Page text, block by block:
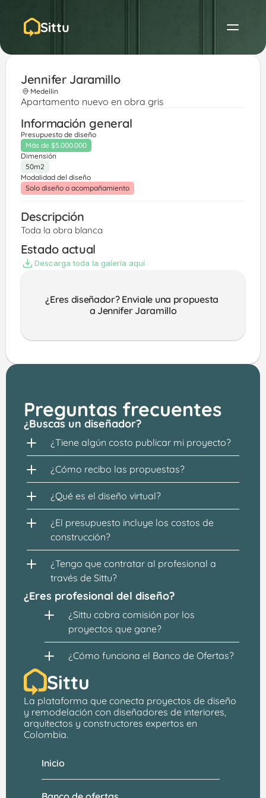
Sittu
Jennifer Jaramillo
Medellin
Apartamento nuevo en obra gris
Información general
Presupuesto de diseño
Más de $5.000.000
Dimensión
50m2
Modalidad del diseño
Solo diseño o acompañamiento
Descripción
Toda la obra blanca
Estado actual
Descarga toda la galería aquí
¿Eres diseñador? Enviale una propuesta
a Jennifer Jaramillo
Preguntas frecuentes
¿Buscas un diseñador?
¿Tiene algún costo publicar mi proyecto?
¿Cómo recibo las propuestas?
¿Qué es el diseño virtual?
¿El presupuesto incluye los costos de
construcción?
¿Tengo que contratar al profesional a
través de Sittu?
¿Eres profesional del diseño?
¿Sittu cobra comisión por los
proyectos que gane?
¿Cómo funciona el Banco de Ofertas?
Sittu
La plataforma que conecta proyectos de diseño
y remodelación con diseñadores de interiores,
arquitectos y constructores expertos en
Colombia.
Inicio